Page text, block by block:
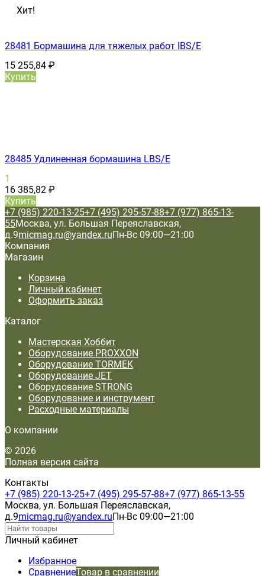
Хит!
28481 Бормашина для тяжелых работ IBS/E
15 255,84 ₽
Купить
28485 Удлиненная бормашина LBS/E
1
16 385,82 ₽
Купить
+7 (985) 220-13-25+7 (495) 295-57-88+7 (977) 865-13-
55Москва, ул. Большая Переяславская,
д.9micmag.ru@yandex.ruПн-Вс 09:00—21:00
Компания
Магазин
Корзина
Личный кабинет
Оформить заказ
Каталог
Мастерская Хоббит
Оборудование PROXXON
Оборудование TORMEK
Оборудование JET
Оборудование STRONG
Оборудование и инструмент
Расходные материалы
О компании
© 2026
Полная версия сайта
Контакты
+7 (985) 220-13-25+7 (495) 295-57-88+7 (977) 865-13-55
Москва, ул. Большая Переяславская,
д.9micmag.ru@yandex.ruПн-Вс 09:00—21:00
Личный кабинет
Избранное
СравнениеТовар в сравнении